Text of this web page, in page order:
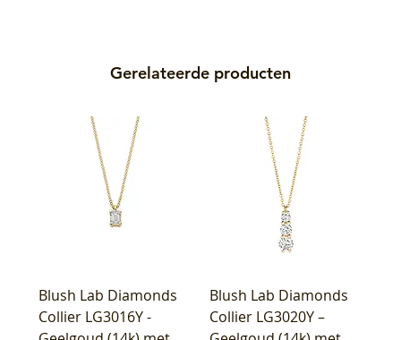
Gerelateerde producten
Blush Lab Diamonds
Collier LG3016Y -
Blush Lab Diamonds
Collier LG3020Y –